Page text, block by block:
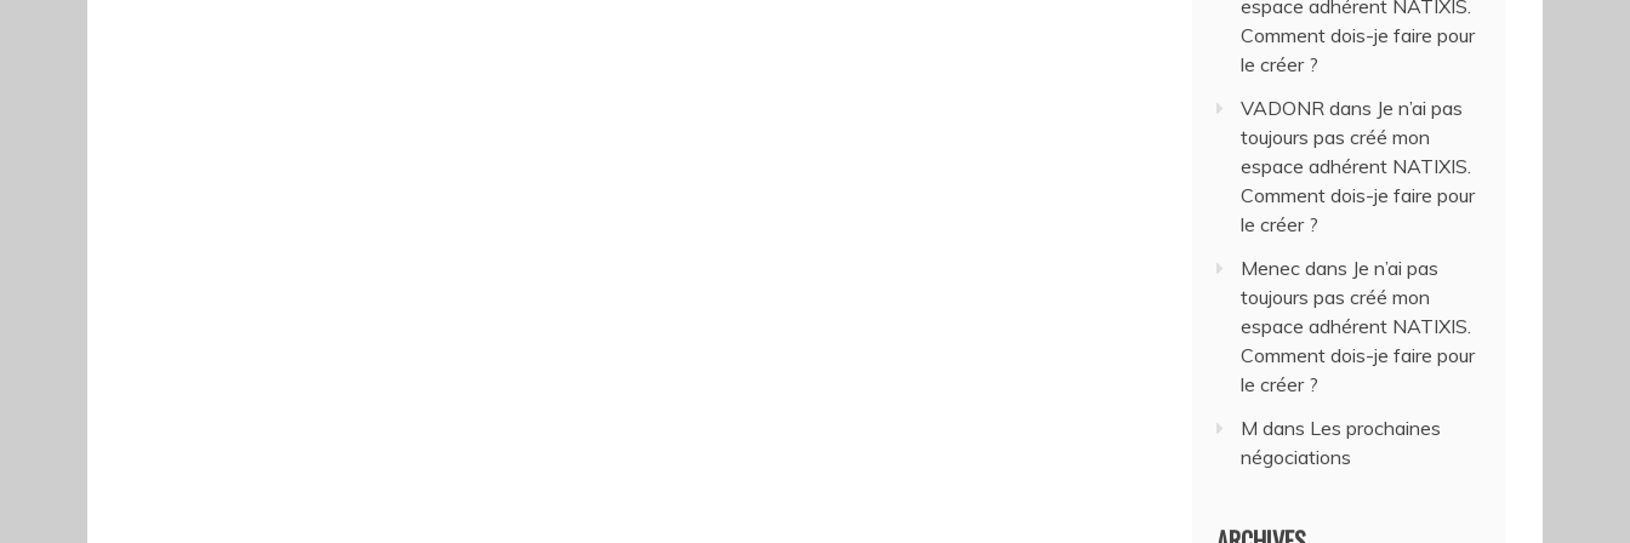
espace adhérent NATIXIS.
Comment dois-je faire pour
le créer ?
VADONR dans Je n’ai pas
toujours pas créé mon
espace adhérent NATIXIS.
Comment dois-je faire pour
le créer ?
Menec dans Je n’ai pas
toujours pas créé mon
espace adhérent NATIXIS.
Comment dois-je faire pour
le créer ?
M dans Les prochaines
négociations